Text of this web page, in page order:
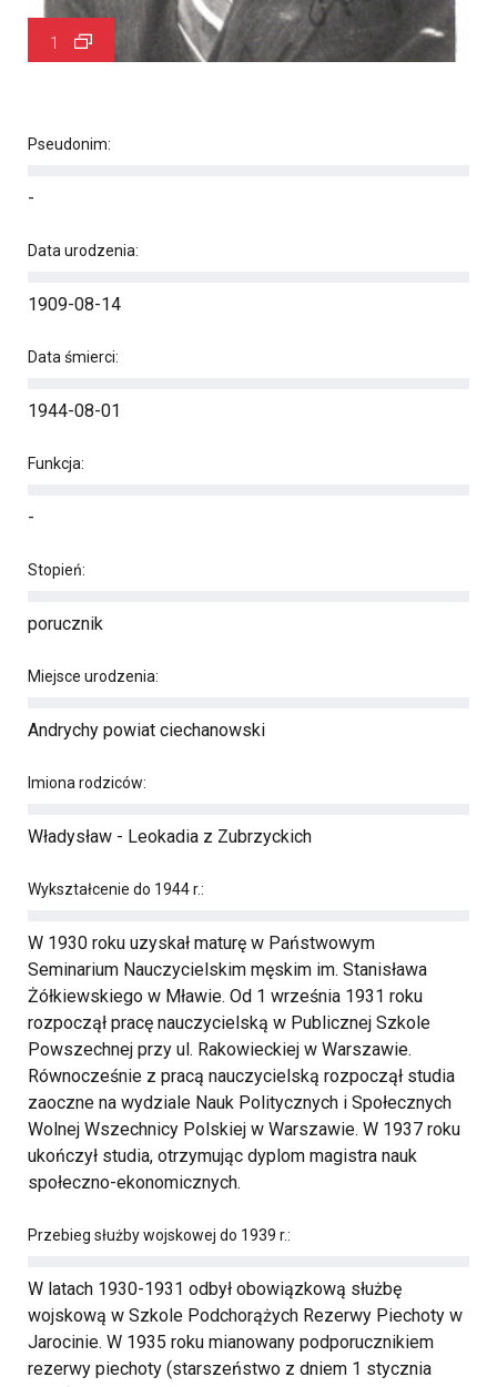
1
Pseudonim:
-
Data urodzenia:
1909-08-14
Data śmierci:
1944-08-01
Funkcja:
-
Stopień:
porucznik
Miejsce urodzenia:
Andrychy powiat ciechanowski
Imiona rodziców:
Władysław - Leokadia z Zubrzyckich
Wykształcenie do 1944 r.:
W 1930 roku uzyskał maturę w Państwowym
Seminarium Nauczycielskim męskim im. Stanisława
Żółkiewskiego w Mławie. Od 1 września 1931 roku
rozpoczął pracę nauczycielską w Publicznej Szkole
Powszechnej przy ul. Rakowieckiej w Warszawie.
Równocześnie z pracą nauczycielską rozpoczął studia
zaoczne na wydziale Nauk Politycznych i Społecznych
Wolnej Wszechnicy Polskiej w Warszawie. W 1937 roku
ukończył studia, otrzymując dyplom magistra nauk
społeczno-ekonomicznych.
Przebieg służby wojskowej do 1939 r.:
W latach 1930-1931 odbył obowiązkową służbę
wojskową w Szkole Podchorążych Rezerwy Piechoty w
Jarocinie. W 1935 roku mianowany podporucznikiem
rezerwy piechoty (starszeństwo z dniem 1 stycznia